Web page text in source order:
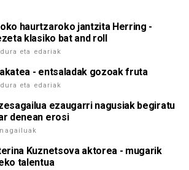
haurtzaroko jantzita Herring -
klasiko bat and roll
eta edariak
- entsaladak gozoak fruta
eta edariak
ezaugarri nagusiak begiratu
denean erosi
Kuznetsova aktorea - mugarik
talentua